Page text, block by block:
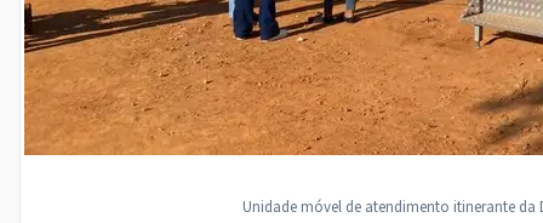
Unidade móvel de atendimento itinerante da